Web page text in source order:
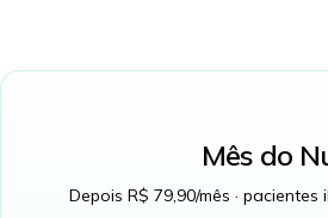
Mês do
Depois R$ 79,90/mês · pacientes